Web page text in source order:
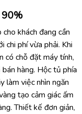
90%
khách đang cần
chi phí vừa phải. Khi
có chỗ đặt máy tính,
hàng. Hộc tủ phía
làm việc nhìn ngăn
tạo cảm giác ấm
Thiết kế đơn giản,